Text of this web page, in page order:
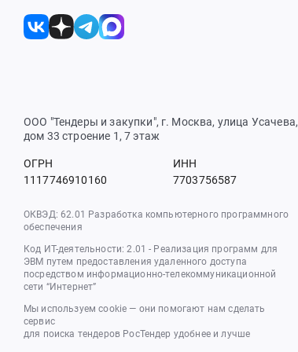
ООО "Тендеры и закупки", г. Москва, улица Усачева,
дом 33 строение 1, 7 этаж
ОГРН
1117746910160
ИНН
7703756587
ОКВЭД: 62.01 Разработка компьютерного программного
обеспечения
Код ИТ-деятельности: 2.01 - Реализация программ для
ЭВМ путем предоставления удаленного доступа
посредством информационно-телекоммуникационной
сети “Интернет”
Мы используем cookie — они помогают нам сделать
сервис
для поиска тендеров РосТендер удобнее и лучше